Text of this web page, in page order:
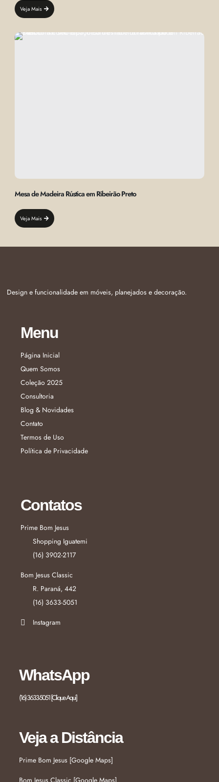
Veja Mais
Mesa de Madeira Rústica em Ribeirão Preto
Veja Mais
Design e funcionalidade em móveis, planejados e decoração.
Menu
Página Inicial
Quem Somos
Coleção 2025
Consultoria
Blog & Novidades
Contato
Termos de Uso
Política de Privacidade
Contatos
Prime Bom Jesus
Shopping Iguatemi
(16) 3902-2117
Bom Jesus Classic
R. Paraná, 442
(16) 3633-5051
Instagram
WhatsApp
(16) 3633-5051 [Clique Aqui]
Veja a Distância
Prime Bom Jesus [Google Maps]
Bom Jesus Classic [Google Maps]